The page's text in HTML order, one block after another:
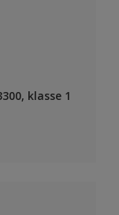
klasse 1